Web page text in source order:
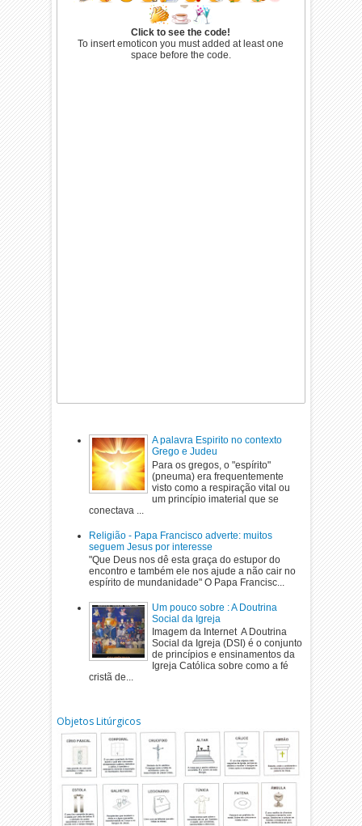
Click to see the code!
To insert emoticon you must added at least one
space before the code.
A palavra Espirito no contexto
Grego e Judeu
Para os gregos, o "espírito"
(pneuma) era frequentemente
visto como a respiração vital ou
um princípio imaterial que se
conectava ...
Religião - Papa Francisco adverte: muitos
seguem Jesus por interesse
"Que Deus nos dê esta graça do estupor do
encontro e também ele nos ajude a não cair no
espírito de mundanidade" O Papa Francisc...
Um pouco sobre : A Doutrina
Social da Igreja
Imagem da Internet A Doutrina
Social da Igreja (DSI) é o conjunto
de princípios e ensinamentos da
Igreja Católica sobre como a fé
cristã de...
Objetos Litúrgicos